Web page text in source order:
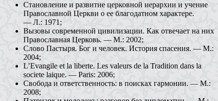
Становление и развитие церковной иерархии и учение
Православной Церкви о ее благодатном характере.
— Л.: 1971;
Вызовы современной цивилизации. Как отвечает на них
Православная Церковь. — М.: 2002;
Слово Пастыря. Бог и человек. История спасения. — М.:
2004;
L’Evangile et la liberte. Les valeurs de la Tradition dans la
societe laique. — Paris: 2006;
Свобода и ответственность: в поисках гармонии. — М.:
2008;